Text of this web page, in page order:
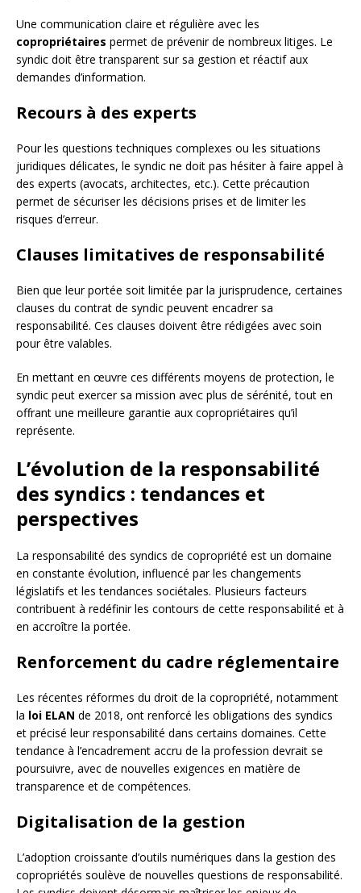
Une communication claire et régulière avec les
copropriétaires permet de prévenir de nombreux litiges. Le
syndic doit être transparent sur sa gestion et réactif aux
demandes d’information.
Recours à des experts
Pour les questions techniques complexes ou les situations
juridiques délicates, le syndic ne doit pas hésiter à faire appel à
des experts (avocats, architectes, etc.). Cette précaution
permet de sécuriser les décisions prises et de limiter les
risques d’erreur.
Clauses limitatives de responsabilité
Bien que leur portée soit limitée par la jurisprudence, certaines
clauses du contrat de syndic peuvent encadrer sa
responsabilité. Ces clauses doivent être rédigées avec soin
pour être valables.
En mettant en œuvre ces différents moyens de protection, le
syndic peut exercer sa mission avec plus de sérénité, tout en
offrant une meilleure garantie aux copropriétaires qu’il
représente.
L’évolution de la responsabilité
des syndics : tendances et
perspectives
La responsabilité des syndics de copropriété est un domaine
en constante évolution, influencé par les changements
législatifs et les tendances sociétales. Plusieurs facteurs
contribuent à redéfinir les contours de cette responsabilité et à
en accroître la portée.
Renforcement du cadre réglementaire
Les récentes réformes du droit de la copropriété, notamment
la loi ELAN de 2018, ont renforcé les obligations des syndics
et précisé leur responsabilité dans certains domaines. Cette
tendance à l’encadrement accru de la profession devrait se
poursuivre, avec de nouvelles exigences en matière de
transparence et de compétences.
Digitalisation de la gestion
L’adoption croissante d’outils numériques dans la gestion des
copropriétés soulève de nouvelles questions de responsabilité.